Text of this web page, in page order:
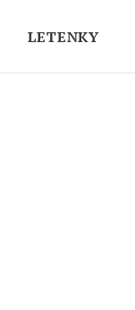
LETENKY